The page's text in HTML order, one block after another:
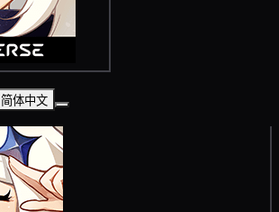
简体中文